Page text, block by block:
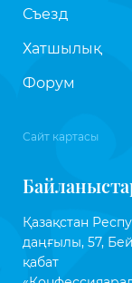
Съезд
Хатшылық
Форум
Сайт картасы
Қазақстан
даңғылы, 57,
қабат